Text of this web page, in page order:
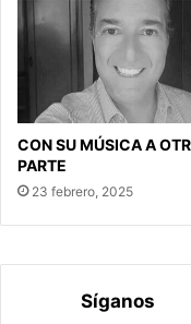
CON SU MÚSICA A
PARTE
23 febrero, 2025
Síganos